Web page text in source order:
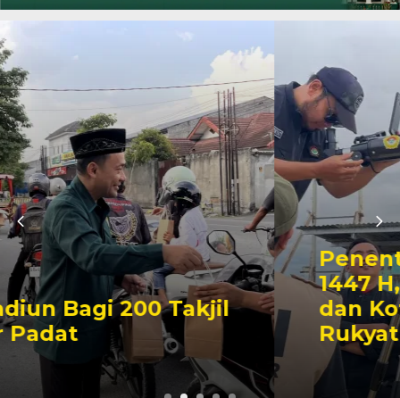
Penentuan 1 Ramadan
1447 H, LDII Kabupaten
dan Kota Madiun Gelar
Rukyat Hilal